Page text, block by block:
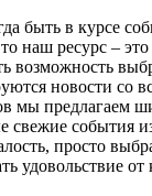
быть в курсе
наш ресурс –
возможность
новости со
мы предлагаем
свежие события
просто
удовольствие от